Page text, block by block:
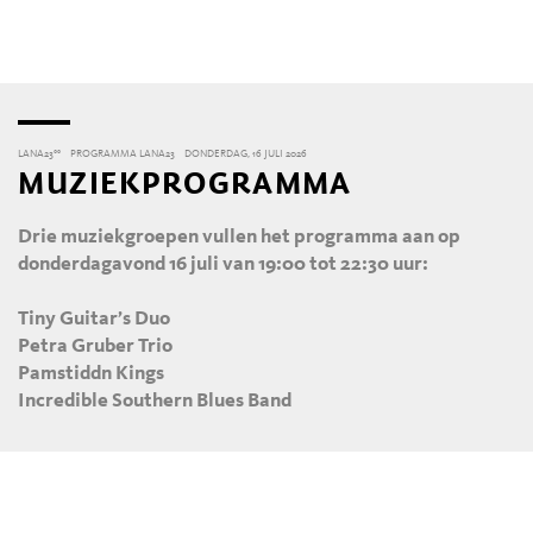
LANA23°° PROGRAMMA LANA23 DONDERDAG, 16 JULI 2026
MUZIEKPROGRAMMA
Drie muziekgroepen vullen het programma aan op
donderdagavond 16 juli van 19:00 tot 22:30 uur:
Tiny Guitar’s Duo
Petra Gruber Trio
Pamstiddn Kings
Incredible Southern Blues Band